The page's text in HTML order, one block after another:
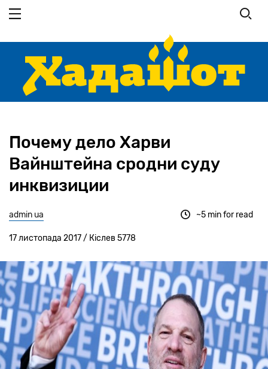
основного
Почему дело Харви
Вайнштейна сродни суду
инквизиции
admin ua
17 листопада 2017 / Кіслев 5778
~5 min for read